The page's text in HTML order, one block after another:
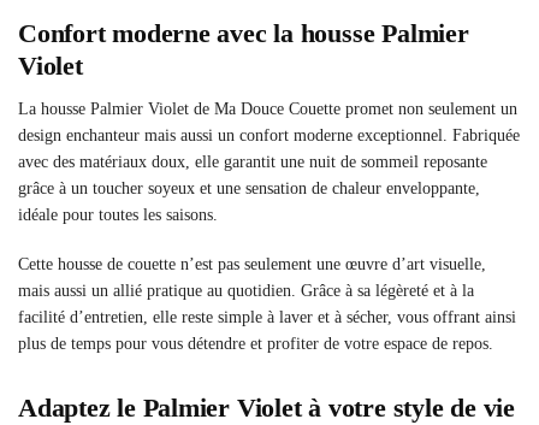
Confort moderne avec la housse Palmier
Violet
La housse Palmier Violet de Ma Douce Couette promet non seulement un
design enchanteur mais aussi un confort moderne exceptionnel. Fabriquée
avec des matériaux doux, elle garantit une nuit de sommeil reposante
grâce à un toucher soyeux et une sensation de chaleur enveloppante,
idéale pour toutes les saisons.
Cette housse de couette n’est pas seulement une œuvre d’art visuelle,
mais aussi un allié pratique au quotidien. Grâce à sa légèreté et à la
facilité d’entretien, elle reste simple à laver et à sécher, vous offrant ainsi
plus de temps pour vous détendre et profiter de votre espace de repos.
Adaptez le Palmier Violet à votre style de vie